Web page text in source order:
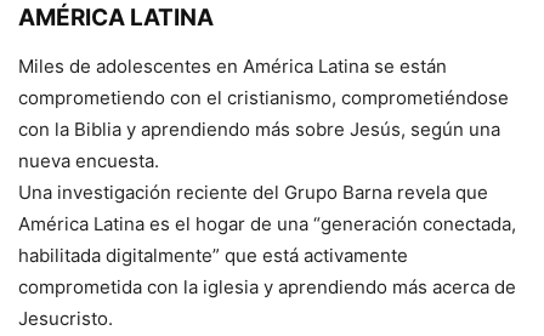
AMÉRICA LATINA
Miles de adolescentes en América Latina se están
comprometiendo con el cristianismo, comprometiéndose
con la Biblia y aprendiendo más sobre Jesús, según una
nueva encuesta.
Una investigación reciente del Grupo Barna revela que
América Latina es el hogar de una “generación conectada,
habilitada digitalmente” que está activamente
comprometida con la iglesia y aprendiendo más acerca de
Jesucristo.